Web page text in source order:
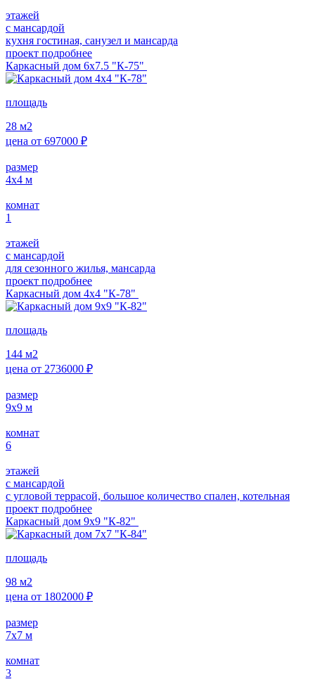
этажей
с мансардой
кухня гостиная, санузел и мансарда
проект подробнее
Каркасный дом 6х7.5 "К-75"
площадь
28 м2
цена от 697000 ₽
размер
4х4 м
комнат
1
этажей
с мансардой
для сезонного жилья, мансарда
проект подробнее
Каркасный дом 4х4 "К-78"
площадь
144 м2
цена от 2736000 ₽
размер
9х9 м
комнат
6
этажей
с мансардой
с угловой террасой, большое количество спален, котельная
проект подробнее
Каркасный дом 9х9 "К-82"
площадь
98 м2
цена от 1802000 ₽
размер
7х7 м
комнат
3